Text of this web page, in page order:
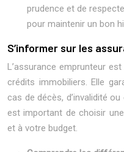
prudence et de
pour maintenir un bon
S’informer sur les
L’assurance emprunteur
crédits immobiliers. Elle
cas de décès, d’invalidité ou
est important de choisir
et à votre budget.